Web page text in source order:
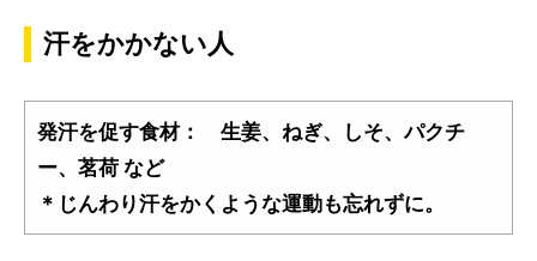
汗をかかない人
発汗を促す食材： 生姜、ねぎ、しそ、パクチ
ー、茗荷 など
＊じんわり汗をかくような運動も忘れずに。